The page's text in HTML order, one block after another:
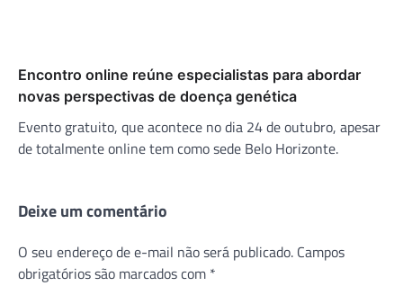
Encontro online reúne especialistas para abordar
novas perspectivas de doença genética
Evento gratuito, que acontece no dia 24 de outubro, apesar
de totalmente online tem como sede Belo Horizonte.
Deixe um comentário
O seu endereço de e-mail não será publicado. Campos
obrigatórios são marcados com *